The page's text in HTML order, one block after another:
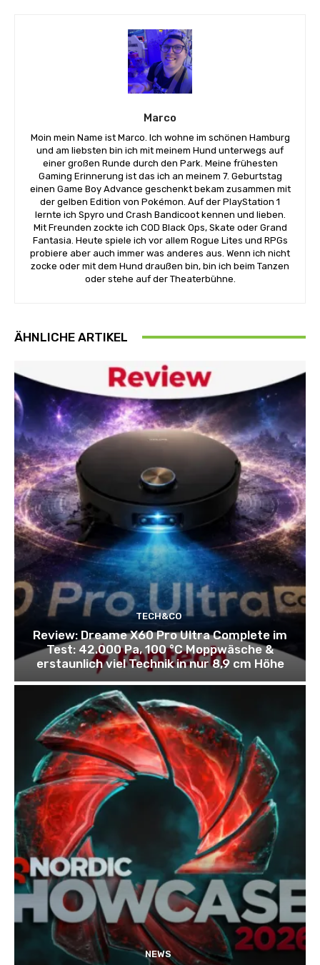
Marco
Moin mein Name ist Marco. Ich wohne im schönen Hamburg
und am liebsten bin ich mit meinem Hund unterwegs auf
einer großen Runde durch den Park. Meine frühesten
Gaming Erinnerung ist das ich an meinem 7. Geburtstag
einen Game Boy Advance geschenkt bekam zusammen mit
der gelben Edition von Pokémon. Auf der PlayStation 1
lernte ich Spyro und Crash Bandicoot kennen und lieben.
Mit Freunden zockte ich COD Black Ops, Skate oder Grand
Fantasia. Heute spiele ich vor allem Rogue Lites und RPGs
probiere aber auch immer was anderes aus. Wenn ich nicht
zocke oder mit dem Hund draußen bin, bin ich beim Tanzen
oder stehe auf der Theaterbühne.
ÄHNLICHE ARTIKEL
TECH&CO
Review: Dreame X60 Pro Ultra Complete im
Test: 42.000 Pa, 100 °C Moppwäsche &
erstaunlich viel Technik in nur 8,9 cm Höhe
NEWS